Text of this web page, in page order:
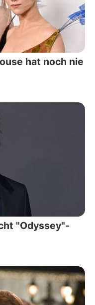
hat noch nie
"Odyssey"-